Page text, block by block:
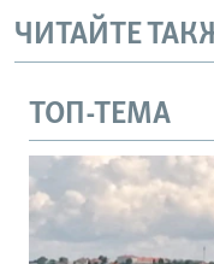
ЧИТАЙТЕ
ТОП-ТЕМА